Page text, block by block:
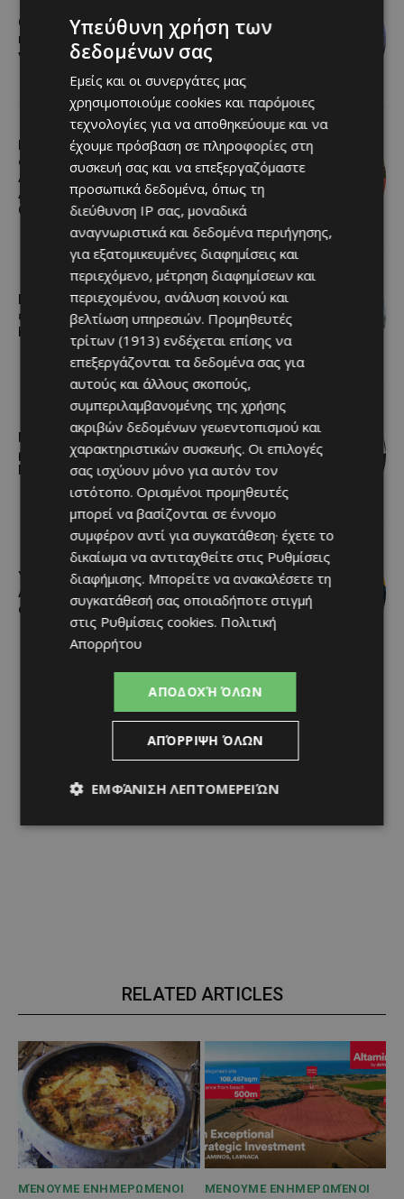
Ο Λευκαρίτικος τταβάς: Η αυθεντική
κυπριακή συνταγή που περνά από
γενιά σε γενιά
Εμβληματική Τουριστική Έκταση
στην Παραλιακή Ζώνη Αλαμινού με
Αδειοδοτημένη Ξενοδοχειακή
Ανάπτυξη και Πανοραμική Θέα της
Θάλασσας
Επένδυση €31 εκατ. για
εκσυγχρονισμό των Υπηρεσιών
Κοινωνικής Ευημερίας
Νέα διεθνής διάκριση και παγκόσμιο
ρεκόρ για το Nissan Qashqai e-
Υποβολή προτάσεων για το
AglanJazz 2026 – Τελευταία ημέρα
αιτήσεων η 7η Αυγούστου
RELATED ARTICLES
ΜΈΝΟΥΜΕ ΕΝΗΜΕΡΩΜΈΝΟΙ ΜΈΝΟΥΜΕ ΕΝΗΜΕΡΩΜΈΝΟΙ
Υπεύθυνη χρήση των
δεδομένων σας
Εμείς και οι συνεργάτες μας
χρησιμοποιούμε cookies και παρόμοιες
τεχνολογίες για να αποθηκεύουμε και να
έχουμε πρόσβαση σε πληροφορίες στη
συσκευή σας και να επεξεργαζόμαστε
προσωπικά δεδομένα, όπως τη
διεύθυνση IP σας, μοναδικά
αναγνωριστικά και δεδομένα περιήγησης,
για εξατομικευμένες διαφημίσεις και
περιεχόμενο, μέτρηση διαφημίσεων και
περιεχομένου, ανάλυση κοινού και
βελτίωση υπηρεσιών. Προμηθευτές
τρίτων (1913) ενδέχεται επίσης να
επεξεργάζονται τα δεδομένα σας για
αυτούς και άλλους σκοπούς,
συμπεριλαμβανομένης της χρήσης
ακριβών δεδομένων γεωεντοπισμού και
χαρακτηριστικών συσκευής. Οι επιλογές
σας ισχύουν μόνο για αυτόν τον
ιστότοπο. Ορισμένοι προμηθευτές
μπορεί να βασίζονται σε έννομο
συμφέρον αντί για συγκατάθεση· έχετε το
δικαίωμα να αντιταχθείτε στις Ρυθμίσεις
διαφήμισης. Μπορείτε να ανακαλέσετε τη
συγκατάθεσή σας οποιαδήποτε στιγμή
στις Ρυθμίσεις cookies. Πολιτική
Απορρήτου
ΑΠΟΔΟΧΉ ΌΛΩΝ
ΑΠΌΡΡΙΨΗ ΌΛΩΝ
ΕΜΦΆΝΙΣΗ ΛΕΠΤΟΜΕΡΕΙΏΝ